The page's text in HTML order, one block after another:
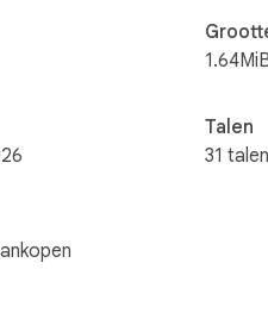
Talen
31 talen